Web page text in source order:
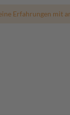
Erfahrungen mit